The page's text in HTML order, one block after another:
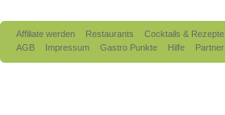
Affiliate werden Restaurants
Cocktails & Rezepte
AGB
Impressum Gastro Punkte Hilfe Partner